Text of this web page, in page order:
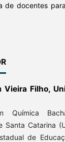
de docentes
Vieira Filho,
Química
Santa Catarina
de